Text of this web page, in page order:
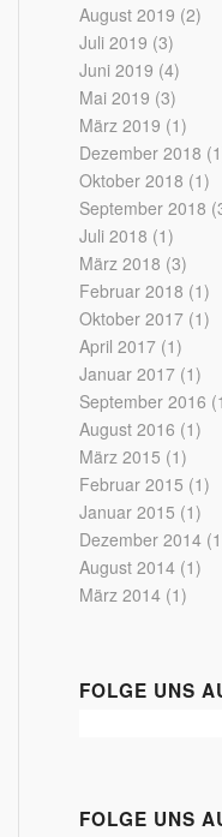
August 2019 (2)
Juli 2019 (3)
Juni 2019 (4)
Mai 2019 (3)
März 2019 (1)
Dezember 2018
Oktober 2018 (1)
September 2018
Juli 2018 (1)
März 2018 (3)
Februar 2018 (1)
Oktober 2017 (1)
April 2017 (1)
Januar 2017 (1)
September 2016
August 2016 (1)
März 2015 (1)
Februar 2015 (1)
Januar 2015 (1)
Dezember 2014
August 2014 (1)
März 2014 (1)
FOLGE UNS
FOLGE UNS